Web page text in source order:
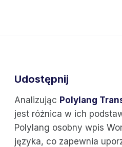
Analizując Polylang
jest różnica w ich
Polylang osobny wpis
języka, co zapewnia
Udostępnij